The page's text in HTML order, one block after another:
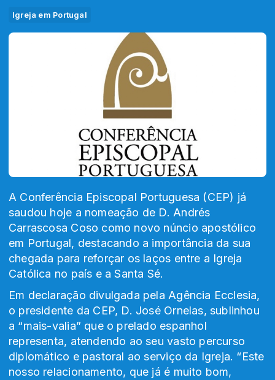
Igreja em Portugal
A Conferência Episcopal Portuguesa (CEP) já
saudou hoje a nomeação de D. Andrés
Carrascosa Coso como novo núncio apostólico
em Portugal, destacando a importância da sua
chegada para reforçar os laços entre a Igreja
Católica no país e a Santa Sé.
Em declaração divulgada pela Agência Ecclesia,
o presidente da CEP, D. José Ornelas, sublinhou
a “mais-valia” que o prelado espanhol
representa, atendendo ao seu vasto percurso
diplomático e pastoral ao serviço da Igreja. “Este
nosso relacionamento, que já é muito bom,